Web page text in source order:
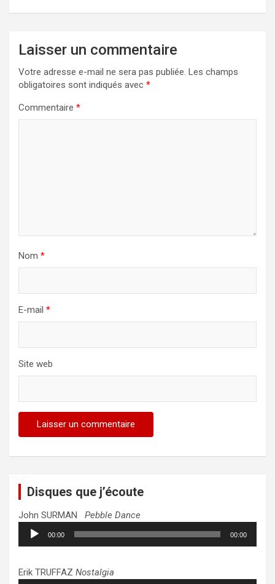
Laisser un commentaire
Votre adresse e-mail ne sera pas publiée. Les champs
obligatoires sont indiqués avec *
Commentaire *
Nom *
E-mail *
Site web
Disques que j’écoute
John SURMAN Pebble Dance
Lecteur
audio
00:00 00:00
Erik TRUFFAZ Nostalgia